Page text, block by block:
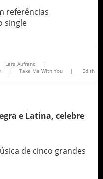
referências
single
Lara Aufranc
|
| Take Me With You |
Edith
e Latina, celebre
de cinco grandes